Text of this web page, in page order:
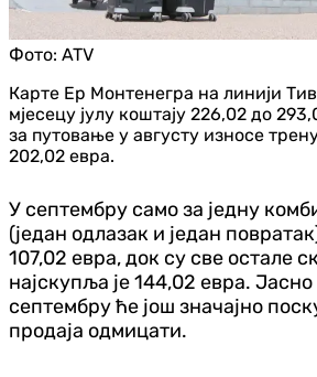
Фото: ATV
Карте Ер Монтенегра на линији
мјесецу јулу коштају 226,02 до
за путовање у августу износе
202,02 евра.
У септембру само за једну
(један одлазак и један
107,02 евра, док су све остале
најскупља је 144,02 евра.
септембру ће још значајно
продаја одмицати.